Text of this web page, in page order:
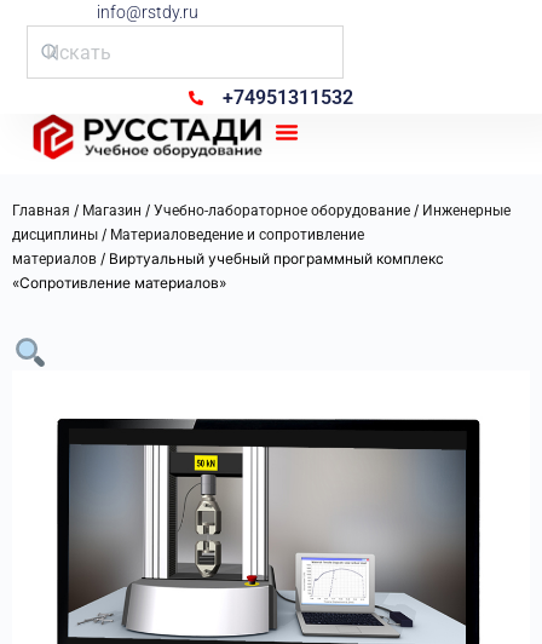
info@rstdy.ru
+74951311532
Главная / Магазин / Учебно-лабораторное оборудование / Инженерные
дисциплины / Материаловедение и сопротивление
материалов / Виртуальный учебный программный комплекс
«Сопротивление материалов»